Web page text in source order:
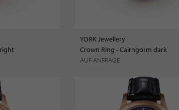
YORK Jewellery
Crown Ring - Cairngorm dark
AUF ANFRAGE